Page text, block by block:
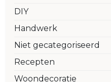
DIY
Handwerk
Niet gecategoriseerd
Recepten
Woondecoratie